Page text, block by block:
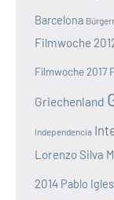
Barcelona
Filmwoche
Filmwoche 2017
Griechenland
Independencia
Lorenzo Silva
2014 Pablo